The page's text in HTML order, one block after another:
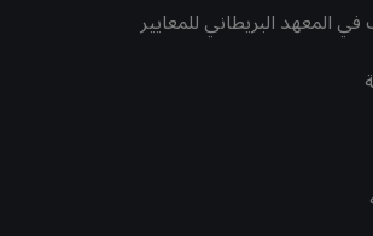
في المعهد البريطاني للمعايير